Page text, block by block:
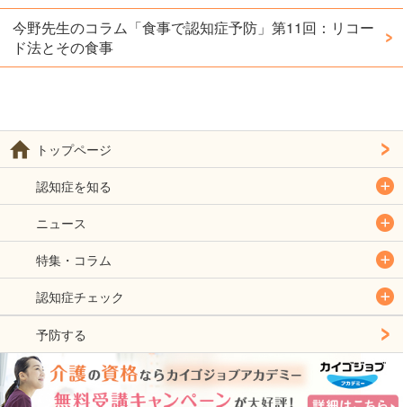
今野先生のコラム「食事で認知症予防」第11回：リコー
ド法とその食事
トップページ
認知症を知る
ニュース
特集・コラム
認知症チェック
予防する